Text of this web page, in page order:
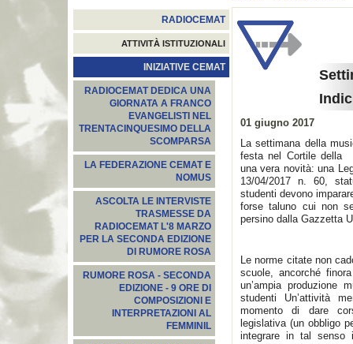
RADIOCEMAT
ATTIVITÀ ISTITUZIONALI
INIZIATIVE CEMAT
RADIOCEMAT DEDICA UNA
GIORNATA A FRANCO
EVANGELISTI NEL
TRENTACINQUESIMO DELLA
SCOMPARSA
LA FEDERAZIONE CEMAT E
NOMUS
ASCOLTA LE INTERVISTE
TRASMESSE DA
RADIOCEMAT L'8 MARZO
PER LA SECONDA EDIZIONE
DI RUMORE ROSA
RUMORE ROSA - SECONDA
EDIZIONE - 9 ORE DI
COMPOSIZIONI E
INTERPRETAZIONI AL
FEMMINIL
01 giugno 2017
La settimana della
festa nel Cortile della
una vera novità: una
13/04/2017 n. 60,
studenti devono
forse taluno cui non
persino dalla Gazzetta
Le norme citate non
scuole, ancorché
un’ampia produzione
studenti Un’attività
momento di dare
legislativa (un obbligo
integrare in tal senso